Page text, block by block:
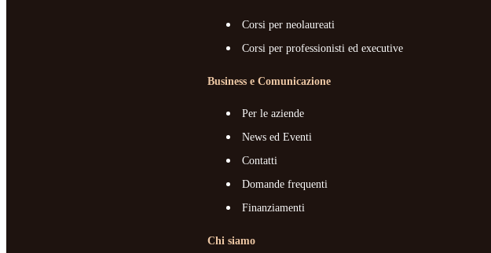
Corsi per neolaureati
Corsi per professionisti ed executive
Business e Comunicazione
Per le aziende
News ed Eventi
Contatti
Domande frequenti
Finanziamenti
Chi siamo